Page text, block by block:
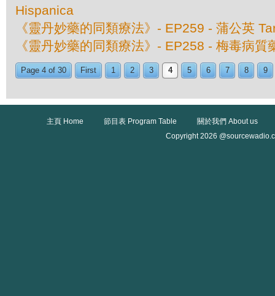
Hispanica
《靈丹妙藥的同類療法》- EP259 - 蒲公英
《靈丹妙藥的同類療法》- EP258 - 梅毒病質
Page 4 of 30 First 1 2 3 4 5 6 7 8 9
主頁 Home 節目表 Program Table
關於我們 About us
Copyright 2026